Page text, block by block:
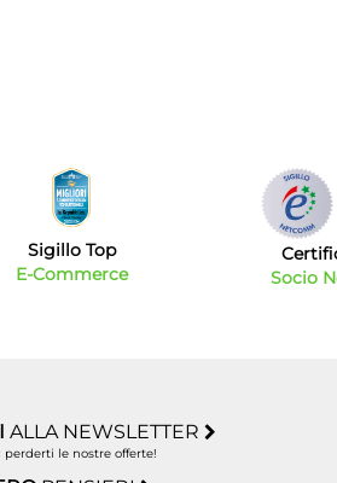
Sigillo Top
E-Commerce
Socio
ALLA NEWSLETTER
perderti le nostre offerte!